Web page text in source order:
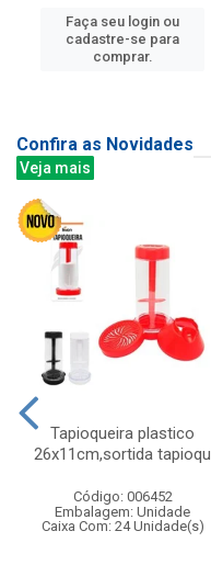
Faça seu login ou
cadastre-se para
comprar.
Confira as Novidades
Veja mais
Tapioqueira plastico
26x11cm,sortida tapioqu
Código: 006452
Embalagem: Unidade
Caixa Com: 24 Unidade(s)